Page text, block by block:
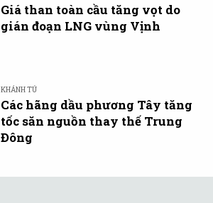
Giá than toàn cầu tăng vọt do
gián đoạn LNG vùng Vịnh
KHÁNH TÚ
Các hãng dầu phương Tây tăng
tốc săn nguồn thay thế Trung
Đông